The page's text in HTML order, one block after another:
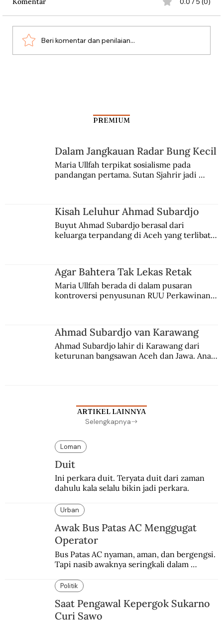
Beri komentar dan penilaian...
PREMIUM
Dalam Jangkauan Radar Bung Kecil
Maria Ullfah terpikat sosialisme pada
pandangan pertama. Sutan Sjahrir jadi
Kisah Leluhur Ahmad Subardjo
Buyut Ahmad Subardjo berasal dari
keluarga terpandang di Aceh yang terlibat
Agar Bahtera Tak Lekas Retak
Maria Ullfah berada di dalam pusaran
kontroversi penyusunan RUU Perkawinan.
Ahmad Subardjo van Karawang
Ahmad Subardjo lahir di Karawang dari
keturunan bangsawan Aceh dan Jawa. Anak
ARTIKEL LAINNYA
Selengkapnya
Loman
Duit
Ini perkara duit. Teryata duit dari zaman
dahulu kala selalu bikin jadi perkara.
Urban
Awak Bus Patas AC Menggugat
Operator
Bus Patas AC nyaman, aman, dan bergengsi.
Tapi nasib awaknya seringkali dalam
Politik
Saat Pengawal Kepergok Sukarno
Curi Sawo